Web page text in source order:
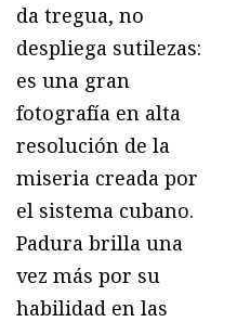
da tregua, no
despliega sutilezas:
es una gran
fotografía en alta
resolución de la
miseria creada por
el sistema cubano.
Padura brilla una
vez más por su
habilidad en las